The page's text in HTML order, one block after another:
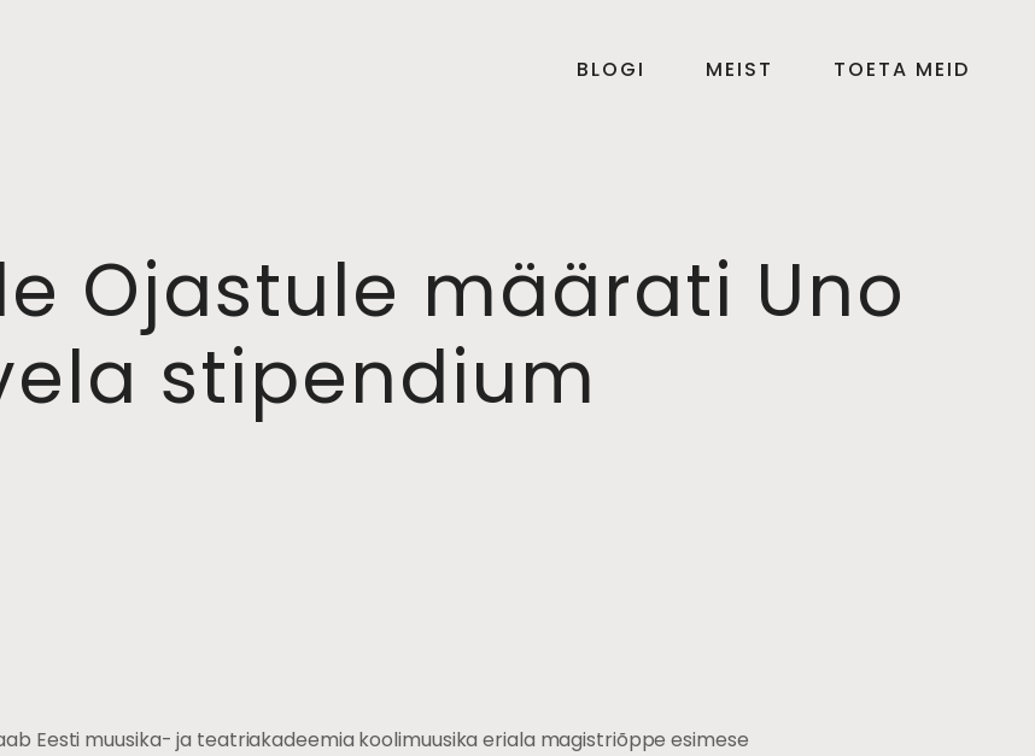
BLOGI MEIST TOETA MEID
Ojastule määrati Uno
stipendium
Eesti muusika- ja teatriakadeemia koolimuusika eriala magistriõppe esimese